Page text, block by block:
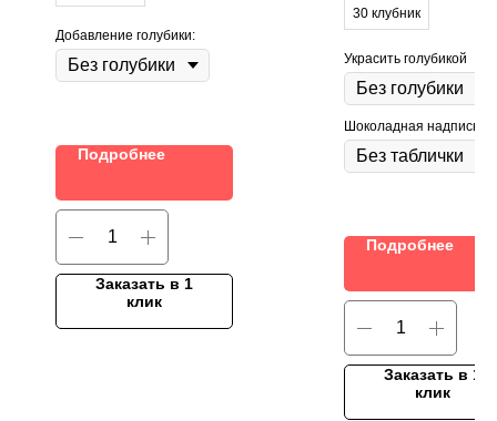
Добавление голубики:
Подробнее
Заказать в 1
клик
30 клубник
Украсить голубикой
Шоколадная надпись
Подробнее
Заказать в 1
клик